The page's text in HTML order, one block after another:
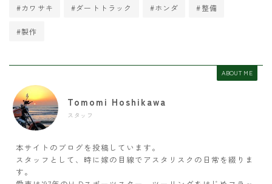
#カワサキ #ダートトラック #ホンダ #整備
#製作
ABOUT ME
Tomomi Hoshikawa
スタッフ
本サイトのブログを投稿しています。
スタッフとして、時に嫁の目線でアスタリスクの日常を綴りま
す。